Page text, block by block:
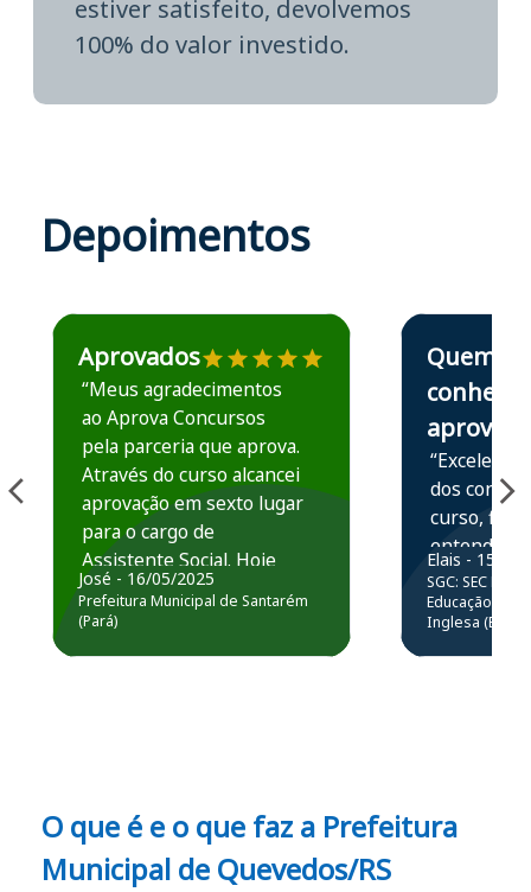
estiver satisfeito, devolvemos
100% do valor investido.
Depoimentos
Estudante José recomenda o Aprova Concursos em
Aprovados
“Meus agradecimentos
ao Aprova Concursos
pela parceria que aprova.
Através do curso alcancei
aprovação em sexto lugar
para o cargo de
Assistente Social. Hoje
estou atuando na
Prefeitura de Santarém.
José - 16/05/2025
Prefeitura Municipal de Santarém
(Pará)
Estudante Elais
Quem
conhece,
aprova
“Excelente
dos
curso,
entender e
prática
resolução
questões.”
Elais - 15/07/
SGC: SEC BA
Educação
Inglesa (Edital
O que é e o que faz a Prefeitura
Municipal de Quevedos/RS